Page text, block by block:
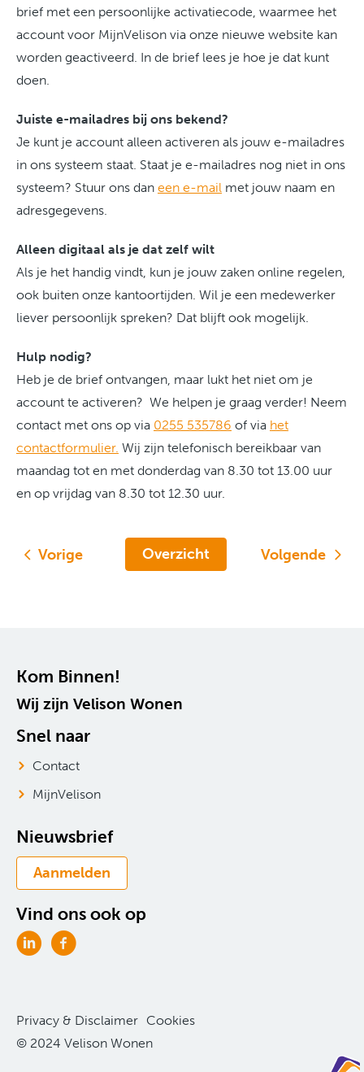
brief met een persoonlijke activatiecode, waarmee het
account voor MijnVelison via onze nieuwe website kan
worden geactiveerd. In de brief lees je hoe je dat kunt
doen.
Juiste e-mailadres bij ons bekend?
Je kunt je account alleen activeren als jouw e-mailadres
in ons systeem staat. Staat je e-mailadres nog niet in ons
systeem? Stuur ons dan een e-mail met jouw naam en
adresgegevens.
Alleen digitaal als je dat zelf wilt
Als je het handig vindt, kun je jouw zaken online regelen,
ook buiten onze kantoortijden. Wil je een medewerker
liever persoonlijk spreken? Dat blijft ook mogelijk.
Hulp nodig?
Heb je de brief ontvangen, maar lukt het niet om je
account te activeren? We helpen je graag verder! Neem
contact met ons op via 0255 535786 of via het
contactformulier. Wij zijn telefonisch bereikbaar van
maandag tot en met donderdag van 8.30 tot 13.00 uur
en op vrijdag van 8.30 tot 12.30 uur.
Volgende
Overzicht
Vorige
Contactinformatie
Kom Binnen!
Wij zijn Velison Wonen
Snel naar
Contact
MijnVelison
Nieuwsbrief
Aanmelden
Vind ons ook op
© 2024 Velison Wonen
Privacy & Disclaimer Cookies